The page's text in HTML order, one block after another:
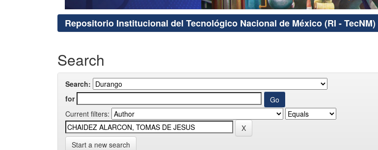
Repositorio Institucional del Tecnológico Nacional de México (RI - TecNM)
Search
Search:
for
Current filters:
Start a new search